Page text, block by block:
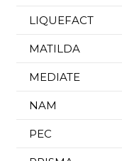
LIQUEFACT
MATILDA
MEDIATE
NAM
PEC